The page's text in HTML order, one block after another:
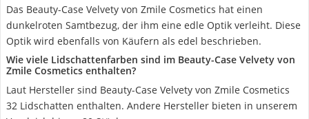
Das Beauty-Case Velvety von Zmile Cosmetics hat einen
dunkelroten Samtbezug, der ihm eine edle Optik verleiht. Diese
Optik wird ebenfalls von Käufern als edel beschrieben.
Wie viele Lidschattenfarben sind im Beauty-Case Velvety von
Zmile Cosmetics enthalten?
Laut Hersteller sind Beauty-Case Velvety von Zmile Cosmetics
32 Lidschatten enthalten. Andere Hersteller bieten in unserem